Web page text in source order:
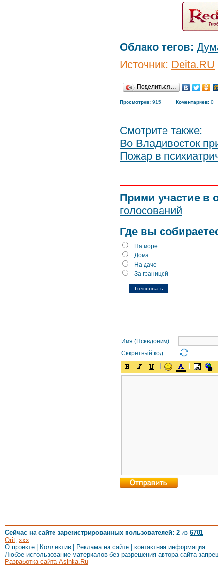
Облако тегов:
Источник: Deita.RU
Поделиться…
Просмотров: 915 Коментариев: 0
Смотрите также:
Во Владивосток
Пожар в
Прими участие в
голосований
Где вы
На море
Дома
На даче
За границей
Имя (Псевдоним):
Секретный код:
Сейчас на сайте зарегистрированных пользователей: 2 из 6701
Orit, xxx
О проекте
Коллектив Реклама на сайте
контактная информация
Любое использование материалов без разрешения автора сайта
Разработка сайта Asinka.Ru